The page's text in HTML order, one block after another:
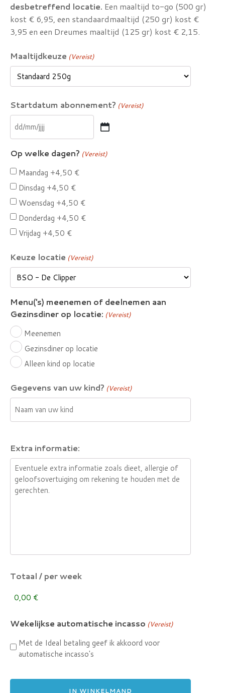
desbetreffend locatie. Een maaltijd to-go (500 gr)
kost € 6,95, een standaardmaaltijd (250 gr) kost €
3,95 en een Dreumes maaltijd (125 gr) kost € 2,15.
Maaltijdkeuze (Vereist)
Startdatum abonnement? (Vereist)
DD
MM
slash
JJJJ
Op welke dagen? (Vereist)
Maandag +4,50 €
Dinsdag +4,50 €
Woensdag +4,50 €
Donderdag +4,50 €
Vrijdag +4,50 €
Keuze locatie (Vereist)
Menu('s) meenemen of deelnemen aan
Gezinsdiner op locatie: (Vereist)
Meenemen
Gezinsdiner op locatie
Alleen kind op locatie
Gegevens van uw kind? (Vereist)
Extra informatie:
Totaal / per week
Wekelijkse automatische incasso (Vereist)
Met de Ideal betaling geef ik akkoord voor
automatische incasso's
IN WINKELMAND